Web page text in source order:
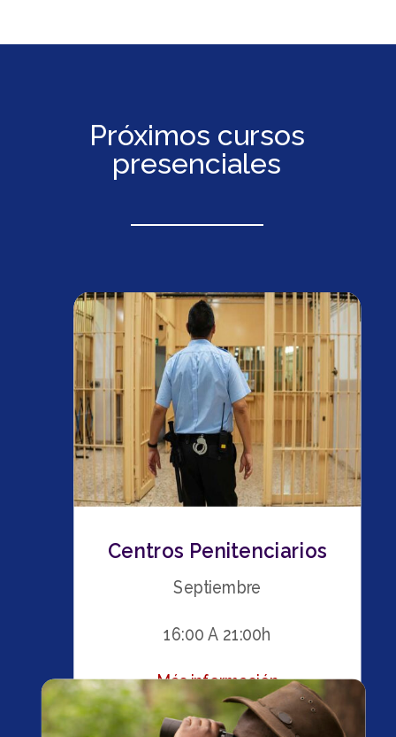
Próximos cursos
presenciales
Centros Penitenciarios
Septiembre
16:00 A 21:00h
Más información